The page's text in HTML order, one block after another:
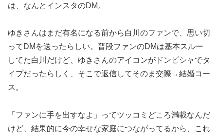
は、なんとインスタのDM。
ゆきさんはまだ有名になる前から白川のファンで、思い切
ってDMを送ったらしい。普段ファンのDMは基本スルー
してた白川だけど、ゆきさんのアイコンがドンピシャでタ
イプだったらしく、そこで返信してそのま交際→結婚コー
ス。
「ファンに手を出すなよ」ってツッコミどころ満載なんだ
けど、結果的に今の幸せな家庭につながってるから、これ